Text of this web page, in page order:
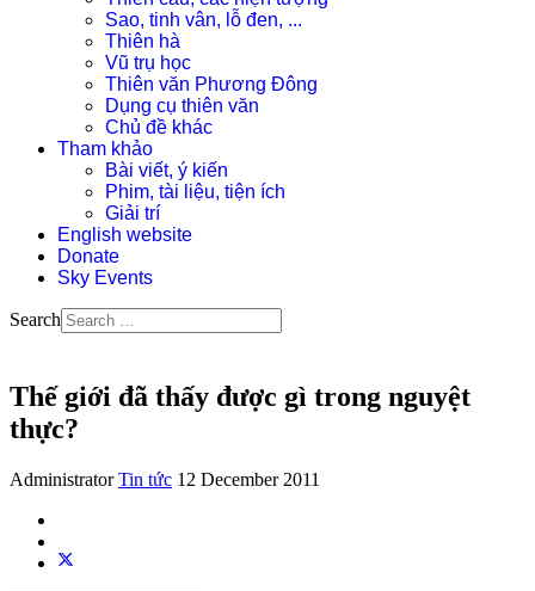
Sao, tinh vân, lỗ đen, ...
Thiên hà
Vũ trụ học
Thiên văn Phương Đông
Dụng cụ thiên văn
Chủ đề khác
Tham khảo
Bài viết, ý kiến
Phim, tài liệu, tiện ích
Giải trí
English website
Donate
Sky Events
Search
Thế giới đã thấy được gì trong nguyệt
thực?
Administrator Tin tức 12 December 2011